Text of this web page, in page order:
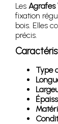
Les Agrafes
fixation
bois. Elles
précis.
Type